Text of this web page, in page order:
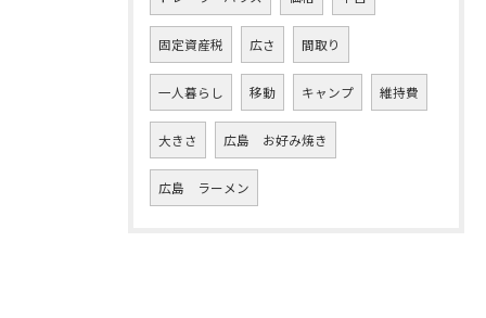
固定資産税 広さ 間取り
一人暮らし 移動 キャンプ 維持費
大きさ 広島 お好み焼き
広島 ラーメン